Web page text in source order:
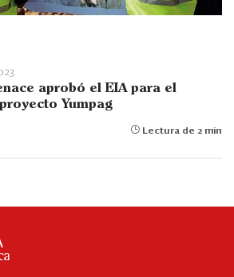
aprobó el EIA para el
Yumpag
Lectura de 2 min